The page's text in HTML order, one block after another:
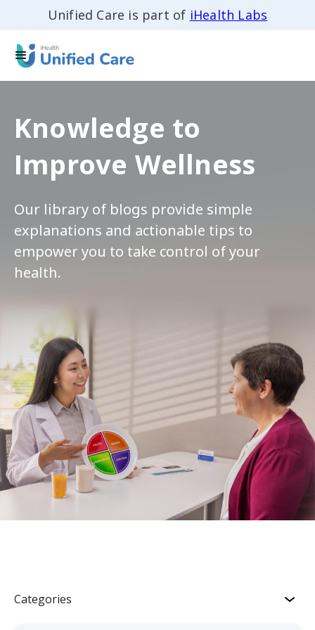
Unified Care is part of iHealth Labs
Knowledge to
Improve Wellness
Our library of blogs provide simple
explanations and actionable tips to
empower you to take control of your
health.
Categories